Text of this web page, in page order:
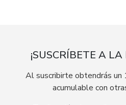
¡SUSCRÍBETE A
Al suscribirte obtendrás un
acumulable con